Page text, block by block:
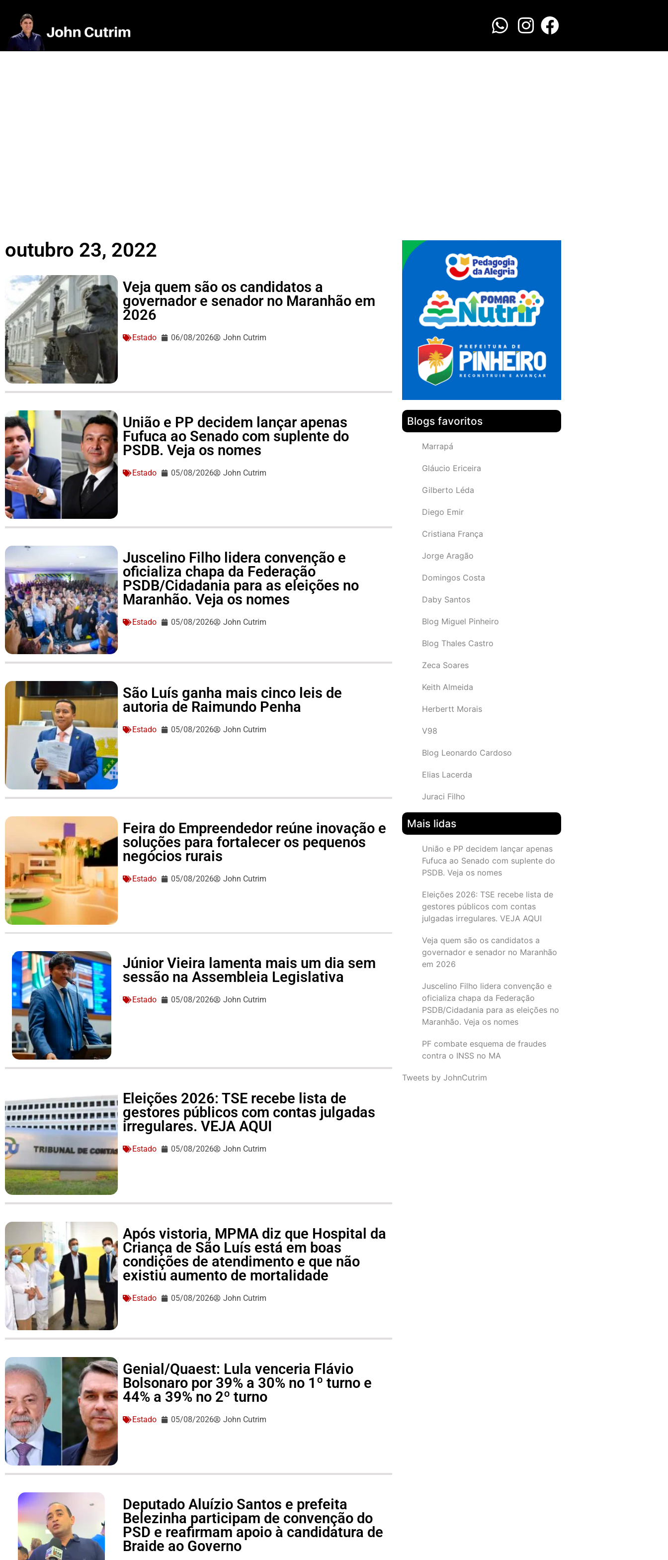
outubro 23, 2022
Veja quem são os candidatos a
governador e senador no Maranhão em
2026
Estado 06/08/2026 John Cutrim
União e PP decidem lançar apenas
Fufuca ao Senado com suplente do
PSDB. Veja os nomes
Estado 05/08/2026 John Cutrim
Juscelino Filho lidera convenção e
oficializa chapa da Federação
PSDB/Cidadania para as eleições no
Maranhão. Veja os nomes
Estado 05/08/2026 John Cutrim
São Luís ganha mais cinco leis de
autoria de Raimundo Penha
Estado 05/08/2026 John Cutrim
Feira do Empreendedor reúne inovação e
soluções para fortalecer os pequenos
negócios rurais
Estado 05/08/2026 John Cutrim
Júnior Vieira lamenta mais um dia sem
sessão na Assembleia Legislativa
Estado 05/08/2026 John Cutrim
Eleições 2026: TSE recebe lista de
gestores públicos com contas julgadas
irregulares. VEJA AQUI
Estado 05/08/2026 John Cutrim
Após vistoria, MPMA diz que Hospital da
Criança de São Luís está em boas
condições de atendimento e que não
existiu aumento de mortalidade
Estado 05/08/2026 John Cutrim
Genial/Quaest: Lula venceria Flávio
Bolsonaro por 39% a 30% no 1º turno e
44% a 39% no 2º turno
Estado 05/08/2026 John Cutrim
Deputado Aluízio Santos e prefeita
Belezinha participam de convenção do
PSD e reafirmam apoio à candidatura de
Braide ao Governo
Blogs favoritos
Marrapá
Gláucio Ericeira
Gilberto Léda
Diego Emir
Cristiana França
Jorge Aragão
Domingos Costa
Daby Santos
Blog Miguel Pinheiro
Blog Thales Castro
Zeca Soares
Keith Almeida
Herbertt Morais
V98
Blog Leonardo Cardoso
Elias Lacerda
Juraci Filho
Mais lidas
União e PP decidem lançar apenas
Fufuca ao Senado com suplente do
PSDB. Veja os nomes
Eleições 2026: TSE recebe lista de
gestores públicos com contas
julgadas irregulares. VEJA AQUI
Veja quem são os candidatos a
governador e senador no Maranhão
em 2026
Juscelino Filho lidera convenção e
oficializa chapa da Federação
PSDB/Cidadania para as eleições no
Maranhão. Veja os nomes
PF combate esquema de fraudes
contra o INSS no MA
Tweets by JohnCutrim